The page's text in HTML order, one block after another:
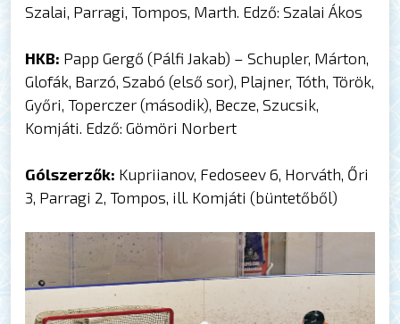
Szalai, Parragi, Tompos, Marth. Edző: Szalai Ákos
HKB: Papp Gergő (Pálfi Jakab) – Schupler, Márton,
Glofák, Barzó, Szabó (első sor), Plajner, Tóth, Török,
Győri, Toperczer (második), Becze, Szucsik,
Komjáti. Edző: Gömöri Norbert
Gólszerzők: Kupriianov, Fedoseev 6, Horváth, Őri
3, Parragi 2, Tompos, ill. Komjáti (büntetőből)